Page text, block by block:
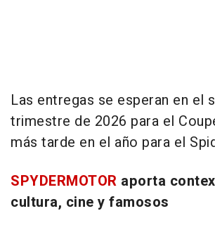
Las entregas se esperan en el
trimestre de 2026 para el
más tarde en el año para el
SPYDERMOTOR aporta
cultura, cine y famosos